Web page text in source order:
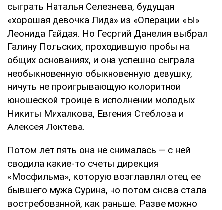
сыграть Наталья Селезнева, будущая
«хорошая девочка Лида» из «Операции «Ы»
Леонида Гайдая. Но Георгий Данелия выбрал
Галину Польских, проходившую пробы на
общих основаниях, и она успешно сыграла
необыкновенную обыкновенную девушку,
ничуть не проигрывающую колоритной
юношеской троице в исполнении молодых
Никиты Михалкова, Евгения Стеблова и
Алексея Локтева.
Потом лет пять она не снималась — с ней
сводила какие-то счеты дирекция
«Мосфильма», которую возглавлял отец ее
бывшего мужа Сурина, но потом снова стала
востребованной, как раньше. Разве можно